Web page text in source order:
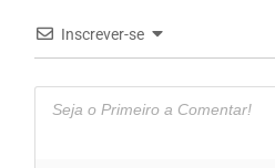
Inscrever-se